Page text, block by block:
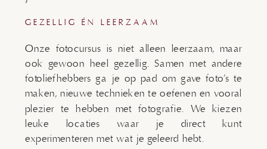
GEZELLIG ÉN LEERZAAM
Onze fotocursus is niet alleen leerzaam, maar
ook gewoon heel gezellig. Samen met andere
fotoliefhebbers ga je op pad om gave foto’s te
maken, nieuwe technieken te oefenen en vooral
plezier te hebben met fotografie. We kiezen
leuke locaties waar je direct kunt
experimenteren met wat je geleerd hebt.